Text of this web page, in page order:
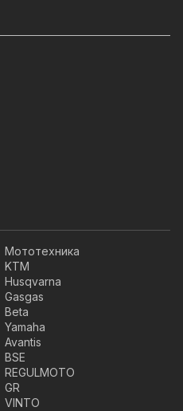
Мототехника
KTM
Husqvarna
Gasgas
Beta
Yamaha
Avantis
BSE
REGULMOTO
GR
VINTO